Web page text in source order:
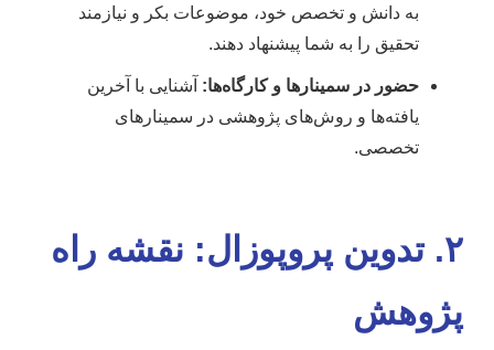
به دانش و تخصص خود، موضوعات بکر و نیازمند
تحقیق را به شما پیشنهاد دهند.
حضور در سمینارها و کارگاه‌ها: آشنایی با آخرین
یافته‌ها و روش‌های پژوهشی در سمینارهای
تخصصی.
۲. تدوین پروپوزال: نقشه راه
پژوهش